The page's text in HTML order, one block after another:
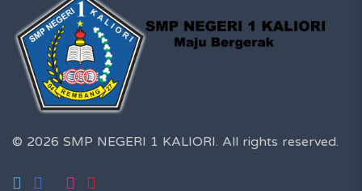
© 2026 SMP NEGERI 1 KALIORI. All rights reserved.